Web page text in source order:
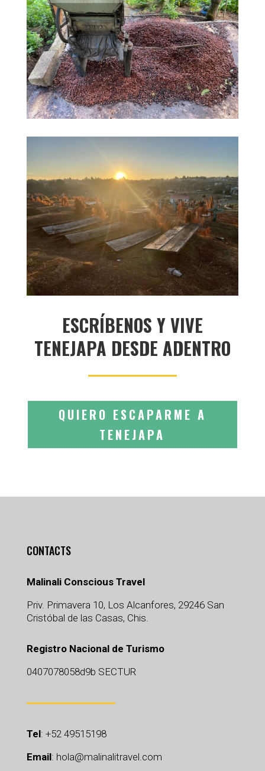
ESCRÍBENOS Y VIVE
TENEJAPA DESDE ADENTRO
QUIERO ESCAPARME A
TENEJAPA
CONTACTS
Malinali Conscious Travel
Priv. Primavera 10, Los Alcanfores, 29246 San
Cristóbal de las Casas, Chis.
Registro Nacional de Turismo
0407078058d9b SECTUR
Tel: +52 49515198
Email: hola@malinalitravel.com